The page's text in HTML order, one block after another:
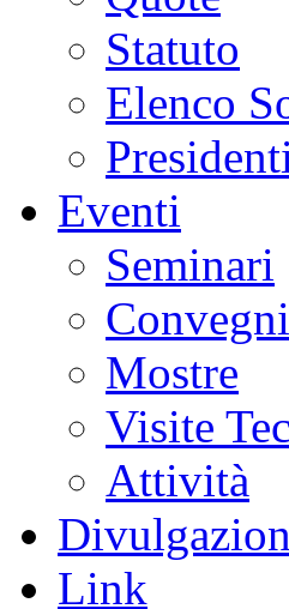
Statuto
Elenco
Eventi
Seminari
Convegni
Mostre
Visite
Attività
Link